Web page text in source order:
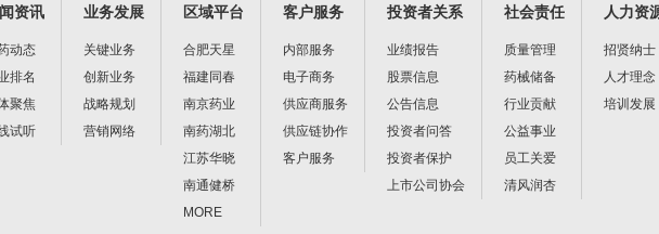
资讯
动态
排名
聚焦
试听
业务发展
关键业务
创新业务
战略规划
营销网络
区域平台
合肥天星
福建同春
南京药业
南药湖北
江苏华晓
南通健桥
MORE
客户服务
内部服务
电子商务
供应商服务
供应链协作
客户服务
投资者关系
业绩报告
股票信息
公告信息
投资者问答
投资者保护
上市公司协会
社会责任
质量管理
药械储备
行业贡献
公益事业
员工关爱
清风润杏
人力资
招贤纳士
人才理念
培训发展